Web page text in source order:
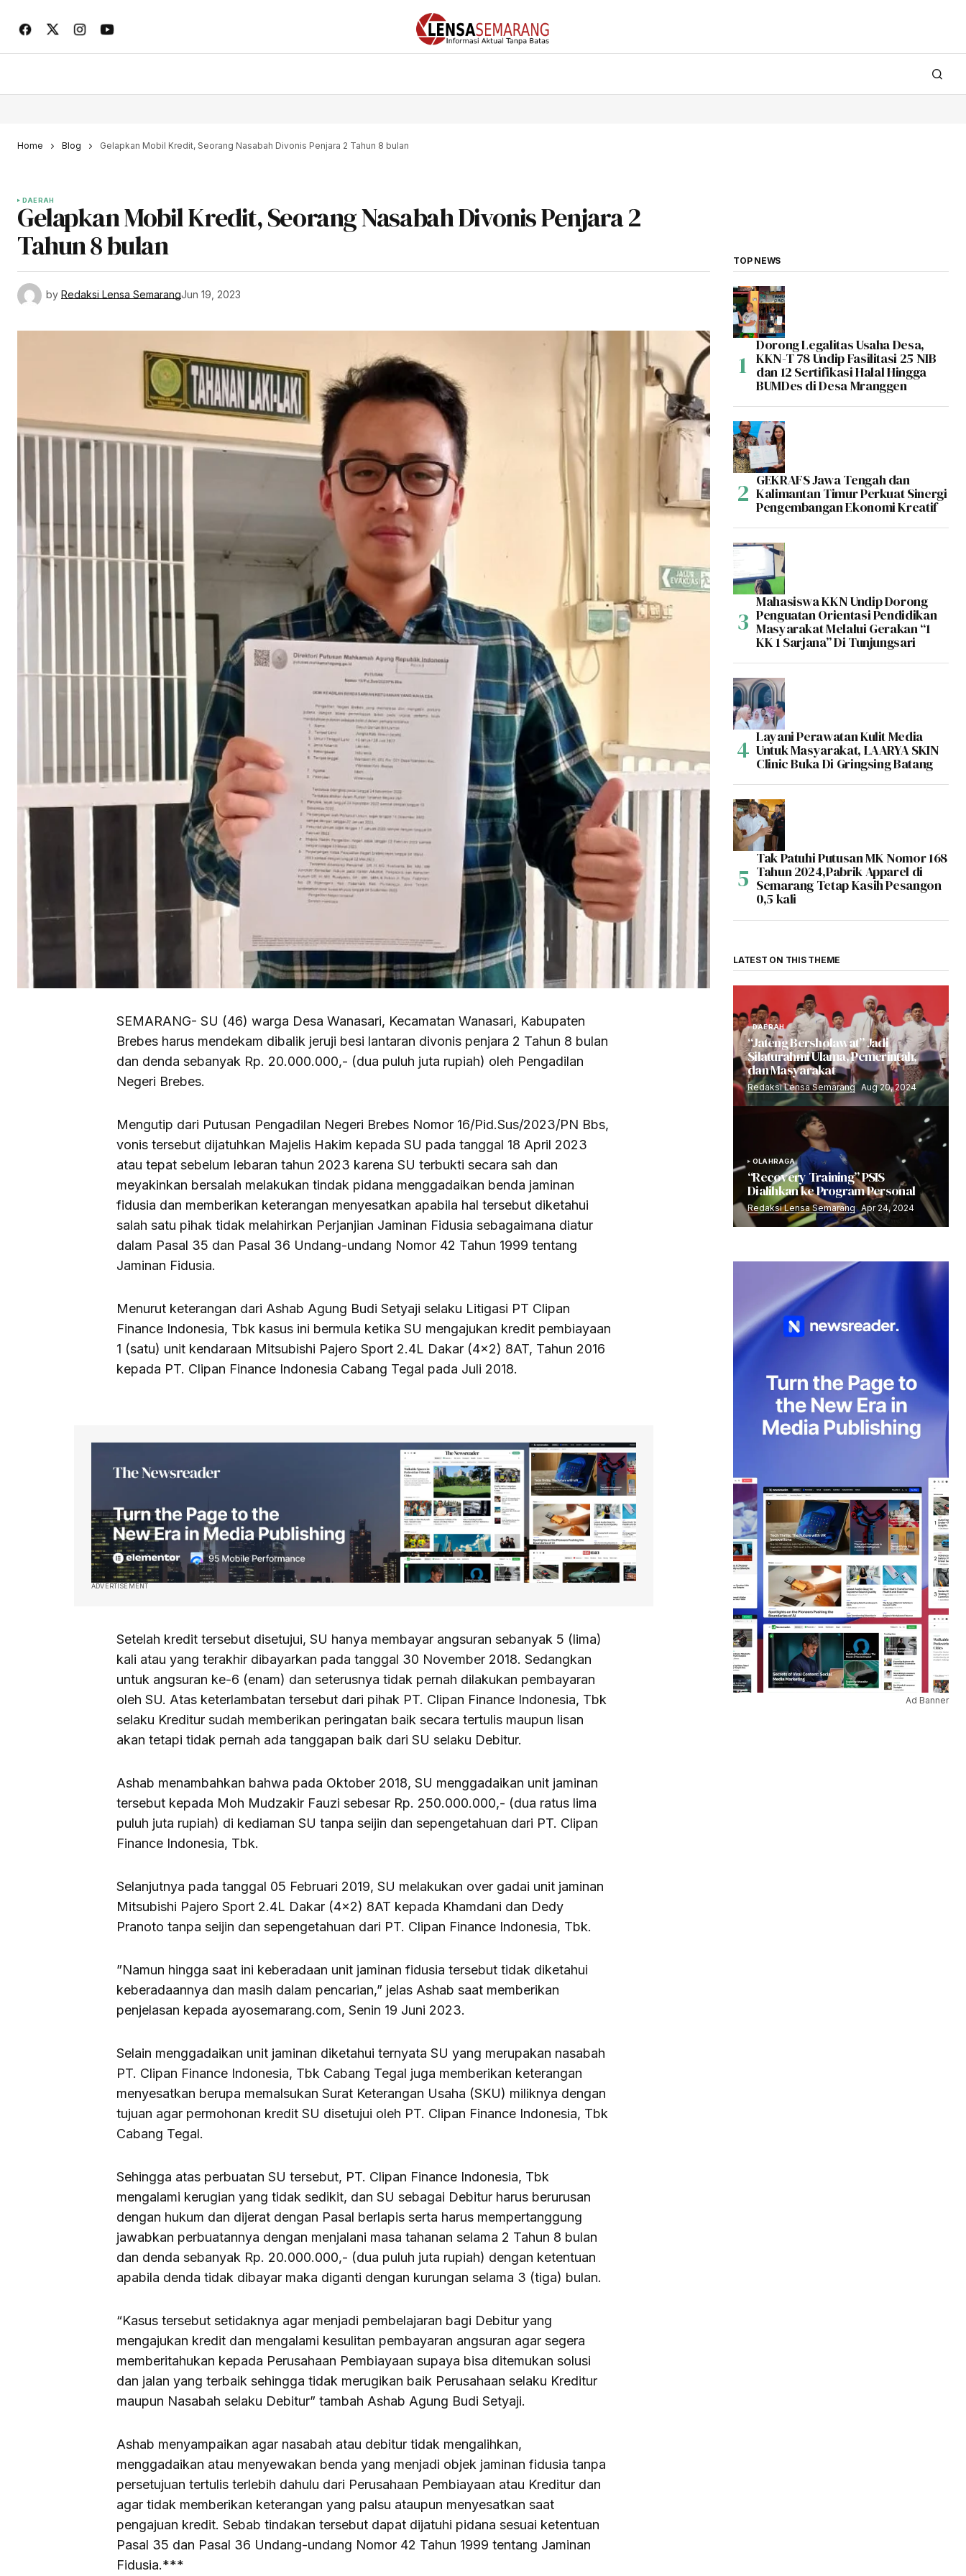
Home Blog Gelapkan Mobil Kredit, Seorang Nasabah Divonis Penjara 2 Tahun 8 bulan
DAERAH
Gelapkan Mobil Kredit, Seorang Nasabah Divonis Penjara 2
Tahun 8 bulan
by Redaksi Lensa SemarangJun 19, 2023
SEMARANG- SU (46) warga Desa Wanasari, Kecamatan Wanasari, Kabupaten
Brebes harus mendekam dibalik jeruji besi lantaran divonis penjara 2 Tahun 8 bulan
dan denda sebanyak Rp. 20.000.000,- (dua puluh juta rupiah) oleh Pengadilan
Negeri Brebes.
Mengutip dari Putusan Pengadilan Negeri Brebes Nomor 16/Pid.Sus/2023/PN Bbs,
vonis tersebut dijatuhkan Majelis Hakim kepada SU pada tanggal 18 April 2023
atau tepat sebelum lebaran tahun 2023 karena SU terbukti secara sah dan
meyakinkan bersalah melakukan tindak pidana menggadaikan benda jaminan
fidusia dan memberikan keterangan menyesatkan apabila hal tersebut diketahui
salah satu pihak tidak melahirkan Perjanjian Jaminan Fidusia sebagaimana diatur
dalam Pasal 35 dan Pasal 36 Undang-undang Nomor 42 Tahun 1999 tentang
Jaminan Fidusia.
Menurut keterangan dari Ashab Agung Budi Setyaji selaku Litigasi PT Clipan
Finance Indonesia, Tbk kasus ini bermula ketika SU mengajukan kredit pembiayaan
1 (satu) unit kendaraan Mitsubishi Pajero Sport 2.4L Dakar (4×2) 8AT, Tahun 2016
kepada PT. Clipan Finance Indonesia Cabang Tegal pada Juli 2018.
ADVERTISEMENT
Setelah kredit tersebut disetujui, SU hanya membayar angsuran sebanyak 5 (lima)
kali atau yang terakhir dibayarkan pada tanggal 30 November 2018. Sedangkan
untuk angsuran ke-6 (enam) dan seterusnya tidak pernah dilakukan pembayaran
oleh SU. Atas keterlambatan tersebut dari pihak PT. Clipan Finance Indonesia, Tbk
selaku Kreditur sudah memberikan peringatan baik secara tertulis maupun lisan
akan tetapi tidak pernah ada tanggapan baik dari SU selaku Debitur.
Ashab menambahkan bahwa pada Oktober 2018, SU menggadaikan unit jaminan
tersebut kepada Moh Mudzakir Fauzi sebesar Rp. 250.000.000,- (dua ratus lima
puluh juta rupiah) di kediaman SU tanpa seijin dan sepengetahuan dari PT. Clipan
Finance Indonesia, Tbk.
Selanjutnya pada tanggal 05 Februari 2019, SU melakukan over gadai unit jaminan
Mitsubishi Pajero Sport 2.4L Dakar (4×2) 8AT kepada Khamdani dan Dedy
Pranoto tanpa seijin dan sepengetahuan dari PT. Clipan Finance Indonesia, Tbk.
”Namun hingga saat ini keberadaan unit jaminan fidusia tersebut tidak diketahui
keberadaannya dan masih dalam pencarian,” jelas Ashab saat memberikan
penjelasan kepada ayosemarang.com, Senin 19 Juni 2023.
Selain menggadaikan unit jaminan diketahui ternyata SU yang merupakan nasabah
PT. Clipan Finance Indonesia, Tbk Cabang Tegal juga memberikan keterangan
menyesatkan berupa memalsukan Surat Keterangan Usaha (SKU) miliknya dengan
tujuan agar permohonan kredit SU disetujui oleh PT. Clipan Finance Indonesia, Tbk
Cabang Tegal.
Sehingga atas perbuatan SU tersebut, PT. Clipan Finance Indonesia, Tbk
mengalami kerugian yang tidak sedikit, dan SU sebagai Debitur harus berurusan
dengan hukum dan dijerat dengan Pasal berlapis serta harus mempertanggung
jawabkan perbuatannya dengan menjalani masa tahanan selama 2 Tahun 8 bulan
dan denda sebanyak Rp. 20.000.000,- (dua puluh juta rupiah) dengan ketentuan
apabila denda tidak dibayar maka diganti dengan kurungan selama 3 (tiga) bulan.
“Kasus tersebut setidaknya agar menjadi pembelajaran bagi Debitur yang
mengajukan kredit dan mengalami kesulitan pembayaran angsuran agar segera
memberitahukan kepada Perusahaan Pembiayaan supaya bisa ditemukan solusi
dan jalan yang terbaik sehingga tidak merugikan baik Perusahaan selaku Kreditur
maupun Nasabah selaku Debitur” tambah Ashab Agung Budi Setyaji.
Ashab menyampaikan agar nasabah atau debitur tidak mengalihkan,
menggadaikan atau menyewakan benda yang menjadi objek jaminan fidusia tanpa
persetujuan tertulis terlebih dahulu dari Perusahaan Pembiayaan atau Kreditur dan
agar tidak memberikan keterangan yang palsu ataupun menyesatkan saat
pengajuan kredit. Sebab tindakan tersebut dapat dijatuhi pidana sesuai ketentuan
Pasal 35 dan Pasal 36 Undang-undang Nomor 42 Tahun 1999 tentang Jaminan
Fidusia.***
TOP NEWS
Dorong Legalitas Usaha Desa,
KKN-T 78 Undip Fasilitasi 25 NIB
dan 12 Sertifikasi Halal Hingga
BUMDes di Desa Mranggen
GEKRAFS Jawa Tengah dan
Kalimantan Timur Perkuat Sinergi
Pengembangan Ekonomi Kreatif
Mahasiswa KKN Undip Dorong
Penguatan Orientasi Pendidikan
Masyarakat Melalui Gerakan “1
KK 1 Sarjana” Di Tunjungsari
Layani Perawatan Kulit Media
Untuk Masyarakat, LAARYA SKIN
Clinic Buka Di Gringsing Batang
Tak Patuhi Putusan MK Nomor 168
Tahun 2024,Pabrik Apparel di
Semarang Tetap Kasih Pesangon
0,5 kali
LATEST ON THIS THEME
DAERAH
“Jateng Bersholawat” Jadi
Silaturahmi Ulama, Pemerintah,
dan Masyarakat
Redaksi Lensa Semarang Aug 20, 2024
OLAHRAGA
“Recovery Training” PSIS
Dialihkan ke Program Personal
Redaksi Lensa Semarang Apr 24, 2024
Ad Banner